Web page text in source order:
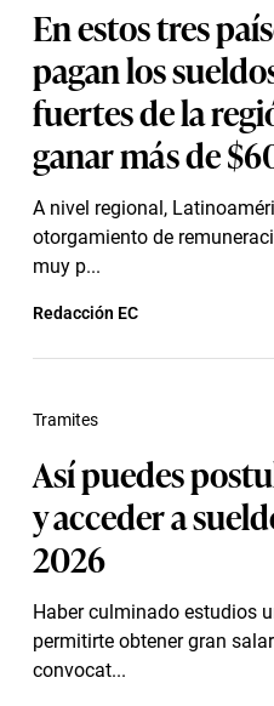
En estos tres
pagan los
fuertes de la
ganar más de
A nivel regional,
otorgamiento de
muy p...
Redacción EC
Así puedes
y acceder a
2026
Haber culminado estudios
permitirte obtener gran
convocat...
Tramites